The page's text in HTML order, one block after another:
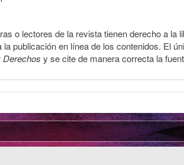
o lectores de la revista tienen derecho a
publicación en línea de los contenidos. El
y se cite de manera correcta la